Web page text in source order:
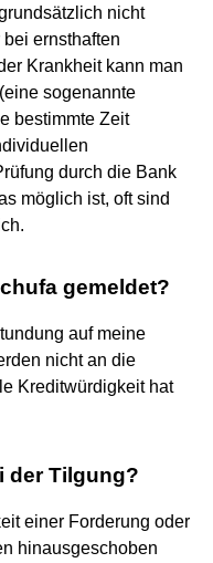
nicht
ernsthaften
Krankheit kann man
sogenannte
bestimmte Zeit
durch die Bank
möglich ist, oft sind
gemeldet?
auf meine
nicht an die
Kreditwürdigkeit hat
der Tilgung?
einer Forderung oder
hinausgeschoben